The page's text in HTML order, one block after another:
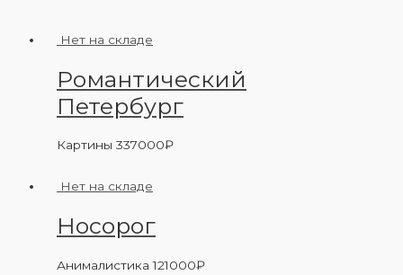
Нет на складе
Романтический
Петербург
Картины 337000₽
Нет на складе
Носорог
Анималистика121000₽